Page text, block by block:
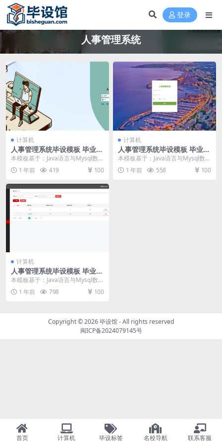
登录
人事管理系统
计算机
人事管理系统毕设模板 毕业设
计模板及毕业论文与PPT
本模板基于：Java语言与Mysql数据
库开发 系统详细设计 管理员功能模
块 管...
1 年前 419 100
计算机
人事管理系统毕设模板 毕业设
计模板及毕业论文
本模板基于：Java语言与Mysql数据
库开发 系统功能实现 管理员功能介
绍 管...
1 年前 558 100
计算机
人事管理系统毕设模板 毕业设
计模板及毕业论文
本模板基于：Java语言与Mysql数据
库开发 系统实现 管理员功能模块的
实现 ...
1 年前 798 100
Copyright © 2026毕设馆- All rights reserved
闽ICP备2024079145号
首页 计算机 毕设标签 名校导航 联系客服